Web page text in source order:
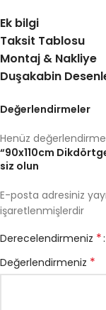
Ek bilgi
Taksit Tablosu
Montaj & Nakliye
Duşakabin
Değerlendirmeler
Henüz değerlendirme
“90x110cm
siz olun
E-posta adresiniz
işaretlenmişlerdir
Derecelendirmeniz *
Değerlendirmeniz *